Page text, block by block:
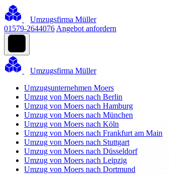
Umzugsfirma Müller
01579-2644076 Angebot anfordern
Umzugsfirma Müller
Umzugsunternehmen Moers
Umzug von Moers nach Berlin
Umzug von Moers nach Hamburg
Umzug von Moers nach München
Umzug von Moers nach Köln
Umzug von Moers nach Frankfurt am Main
Umzug von Moers nach Stuttgart
Umzug von Moers nach Düsseldorf
Umzug von Moers nach Leipzig
Umzug von Moers nach Dortmund